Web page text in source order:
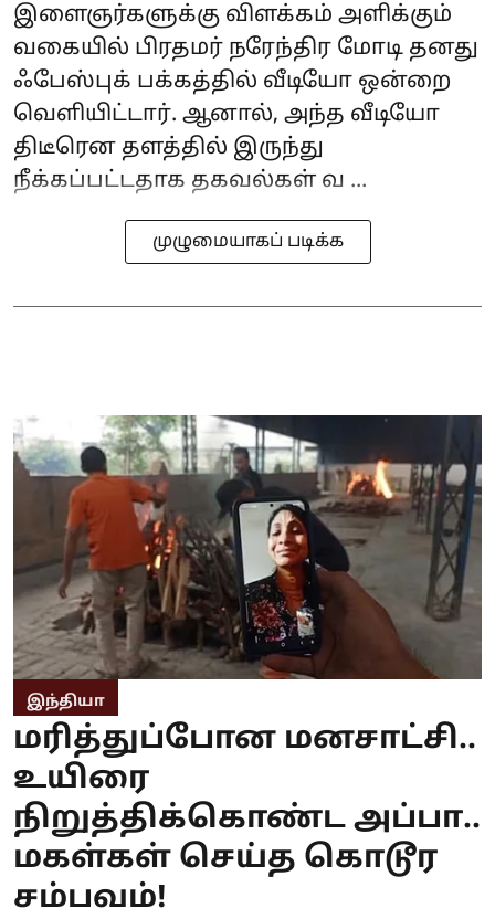
இளைஞர்களுக்கு விளக்கம் அளிக்கும்
வகையில் பிரதமர் நரேந்திர மோடி தனது
ஃபேஸ்புக் பக்கத்தில் வீடியோ ஒன்றை
வெளியிட்டார். ஆனால், அந்த வீடியோ
திடீரென தளத்தில் இருந்து
நீக்கப்பட்டதாக தகவல்கள் வ ...
முழுமையாகப் படிக்க
இந்தியா
மரித்துப்போன மனசாட்சி..
உயிரை
நிறுத்திக்கொண்ட அப்பா..
மகள்கள் செய்த கொடூர
சம்பவம்!